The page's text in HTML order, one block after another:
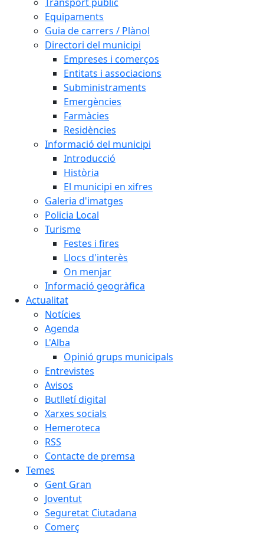
Equipaments
Guia de carrers / Plànol
Directori del municipi
Empreses i comerços
Entitats i associacions
Subministraments
Emergències
Farmàcies
Residències
Informació del municipi
Introducció
Història
El municipi en xifres
Galeria d'imatges
Policia Local
Turisme
Festes i fires
Llocs d'interès
On menjar
Informació geogràfica
Actualitat
Notícies
Agenda
L'Alba
Opinió grups municipals
Entrevistes
Avisos
Butlletí digital
Xarxes socials
Hemeroteca
RSS
Contacte de premsa
Temes
Gent Gran
Joventut
Seguretat Ciutadana
Comerç